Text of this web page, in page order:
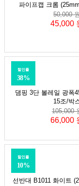
파이프캡 크롬
50,000
45,000
댐핑 3단 볼레일 광폭
15조/박
할인률
38%
105,000
66,000
선반대 B1011 화이트
할인률
10%